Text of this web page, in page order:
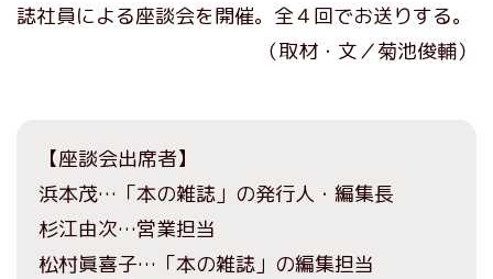
誌社員による座談会を開催。全４回でお送りする。
（取材・文／菊池俊輔）
【座談会出席者】
浜本茂…「本の雑誌」の発行人・編集長
杉江由次…営業担当
松村眞喜子…「本の雑誌」の編集担当